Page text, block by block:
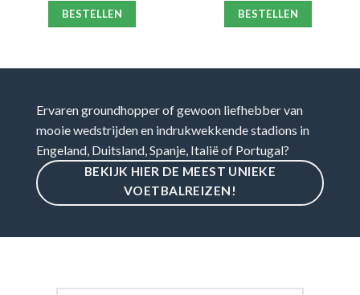
BESTELLEN BESTELLEN
Ervaren groundhopper of gewoon liefhebber van
mooie wedstrijden en indrukwekkende stadions in
Engeland, Duitsland, Spanje, Italië of Portugal?
BEKIJK HIER DE MEEST UNIEKE
VOETBALREIZEN!